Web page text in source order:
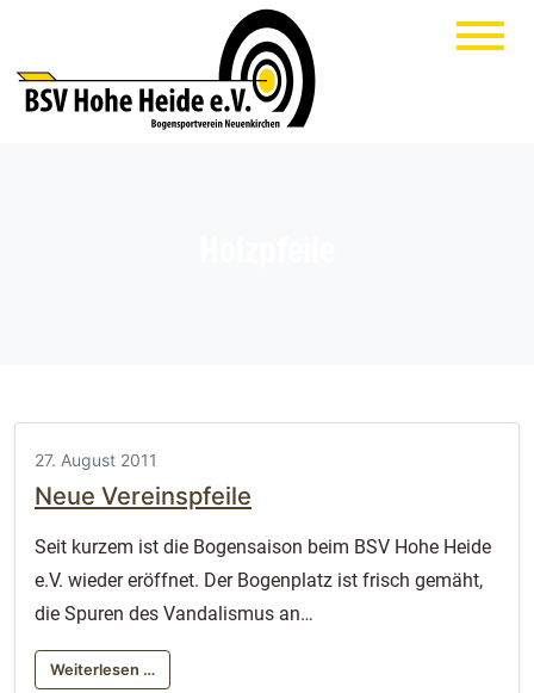
27. August 2011
Neue Vereinspfeile
Seit kurzem ist die Bogensaison beim BSV Hohe Heide
e.V. wieder eröffnet. Der Bogenplatz ist frisch gemäht,
die Spuren des Vandalismus an…
Weiterlesen …